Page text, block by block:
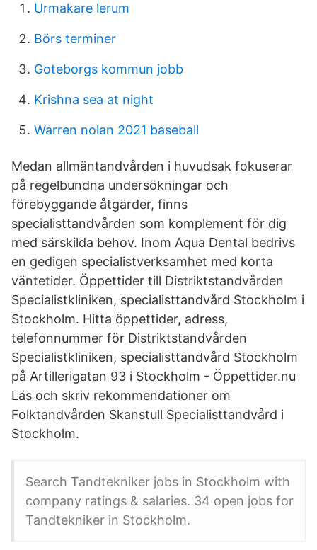
Urmakare lerum
Börs terminer
Goteborgs kommun jobb
Krishna sea at night
Warren nolan 2021 baseball
Medan allmäntandvården i huvudsak fokuserar
på regelbundna undersökningar och
förebyggande åtgärder, finns
specialisttandvården som komplement för dig
med särskilda behov. Inom Aqua Dental bedrivs
en gedigen specialistverksamhet med korta
väntetider. Öppettider till Distriktstandvården
Specialistkliniken, specialisttandvård Stockholm i
Stockholm. Hitta öppettider, adress,
telefonnummer för Distriktstandvården
Specialistkliniken, specialisttandvård Stockholm
på Artillerigatan 93 i Stockholm - Öppettider.nu
Läs och skriv rekommendationer om
Folktandvården Skanstull Specialisttandvård i
Stockholm.
Search Tandtekniker jobs in Stockholm with
company ratings & salaries. 34 open jobs for
Tandtekniker in Stockholm.